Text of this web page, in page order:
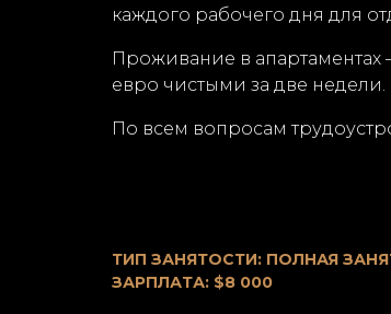
каждого рабочего дня для
Проживание в
евро чистыми за две недели.
По всем вопросам
ТИП ЗАНЯТОСТИ: ПОЛНАЯ
ЗАРПЛАТА: $8 000